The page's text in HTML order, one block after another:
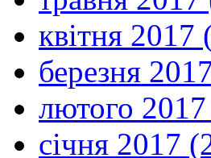
квітня 2017
березня
лютого
січня 2017